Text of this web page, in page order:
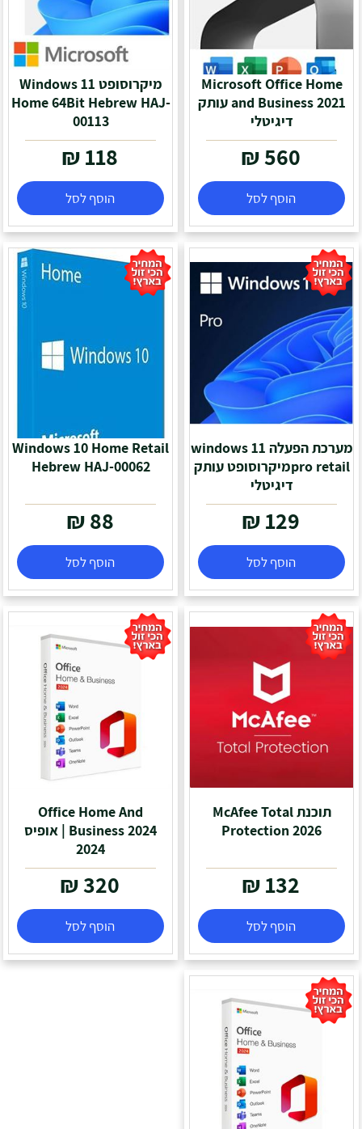
Microsoft Office Home
and Business 2021 עותק
דיגיטלי
560
₪
הוסף לסל
מיקרוסופט Windows 11
Home 64Bit Hebrew HAJ-
00113
118
₪
הוסף לסל
מערכת הפעלה windows 11
pro retailמיקרוסופט עותק
דיגיטלי
129
₪
הוסף לסל
Windows 10 Home Retail
Hebrew HAJ-00062
88
₪
הוסף לסל
תוכנת McAfee Total
Protection 2026
132
₪
הוסף לסל
Office Home And
Business 2024 | אופיס
2024
320
₪
הוסף לסל